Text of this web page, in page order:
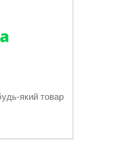
який товар